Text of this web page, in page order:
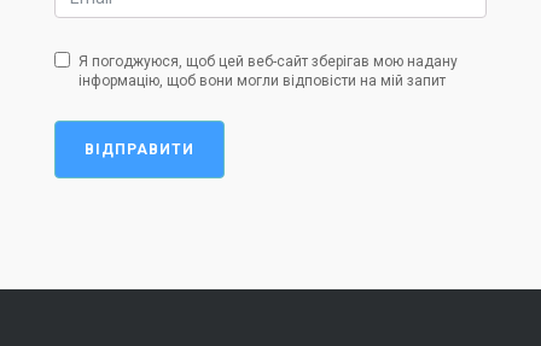
Я погоджуюся, щоб цей веб-сайт зберігав мою надану
інформацію, щоб вони могли відповісти на мій запит
ВІДПРАВИТИ